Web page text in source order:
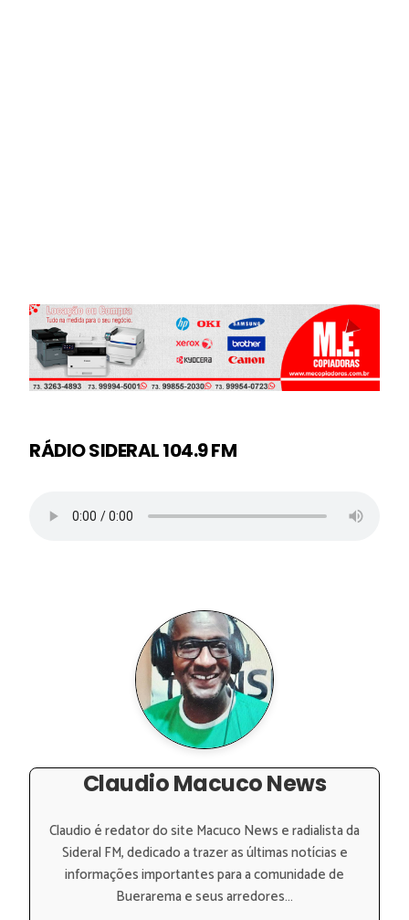
RÁDIO SIDERAL 104.9 FM
Claudio Macuco News
Claudio é redator do site Macuco News e radialista da
Sideral FM, dedicado a trazer as últimas notícias e
informações importantes para a comunidade de
Buerarema e seus arredores...